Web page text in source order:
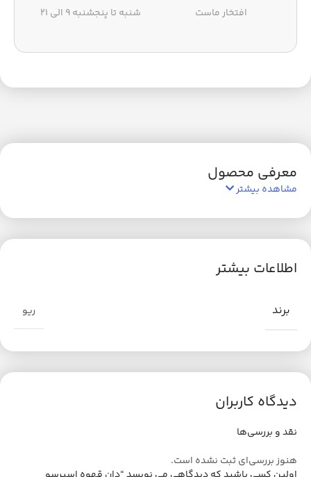
افتخار ماست شنبه تا پنجشنبه ۹ الی ۲۱
معرفی محصول
مشاهده بیشتر
اطلاعات بیشتر
برند ریو
دیدگاه کاربران
نقد و بررسی‌ها
هنوز بررسی‌ای ثبت نشده است.